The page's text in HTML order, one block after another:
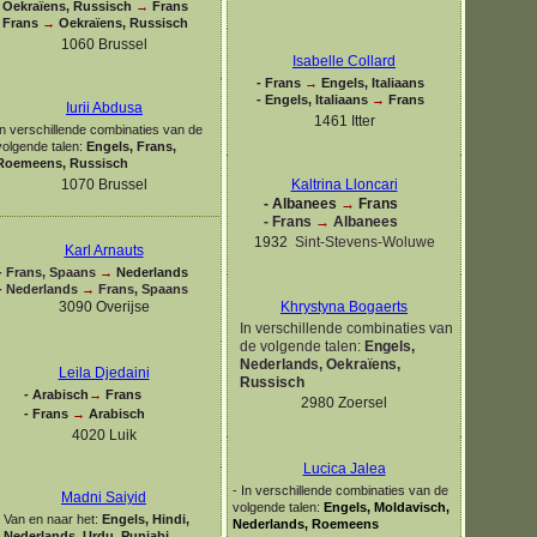
Oekraïens, Russisch → Frans
Frans → Oekraïens, Russisch
1060 Brussel
Iurii Abdusa
verschillende combinaties van de
talen: Engels, Frans,
Russisch
1070 Brussel
Karl Arnauts
Frans, Spaans → Nederlands
Nederlands → Frans, Spaans
3090 Overijse
Leila Djedaini
- Arabisch → Frans
- Frans → Arabisch
4020 Luik
Madni Saiyid
Van en naar het: Engels, Hindi,
Isabelle Collard
- Frans → Engels, Italiaans
- Engels, Italiaans → Frans
1461 Itter
Kaltrina Lloncari
- Albanees → Frans
- Frans → Albanees
1932 Sint-Stevens-Woluwe
Khrystyna Bogaerts
In verschillende combinaties van
de volgende talen: Engels,
Nederlands, Oekraïens,
Russisch
2980 Zoersel
Lucica Jalea
- In verschillende combinaties van de
volgende talen: Engels, Moldavisch,
Nederlands, Roemeens